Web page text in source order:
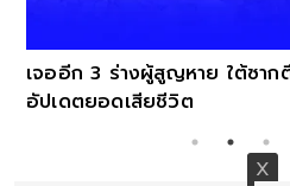
เจออีก 3 ร่างผู้สูญหาย ใต้ซา
อัปเดตยอดเสียชีวิต